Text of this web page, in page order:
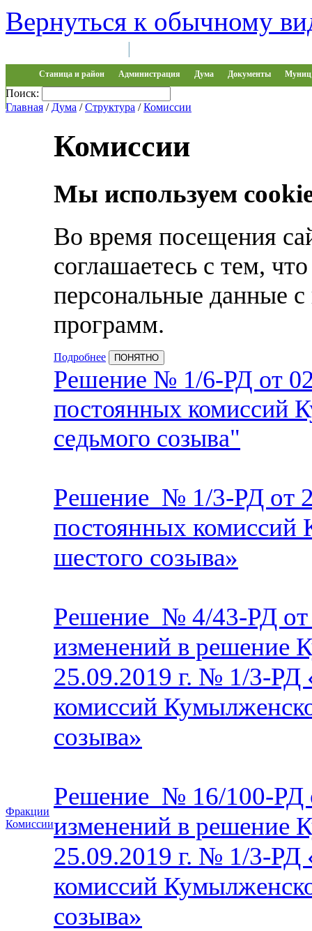
Вернуться к обычному
|
Станица и район Администрация Дума Документы Муниц
Обращения
Поиск:
Главная / Дума /Структура /Комиссии
Фракции
Комиссии
Комиссии
Мы используем
Во время посещения
соглашаетесь с тем,
персональные данные
программ.
Подробнее ПОНЯТНО
Решение № 1/6-РД от
постоянных комиссий
седьмого созыва"
Решение № 1/3-РД от
постоянных
шестого созыва»
Решение № 4/43-РД от
изменений в решение
25.09.2019 г. № 1/3-РД
комиссий
созыва»
Решение № 16/100-РД
изменений в решение
25.09.2019 г. № 1/3-РД
комиссий
созыва»